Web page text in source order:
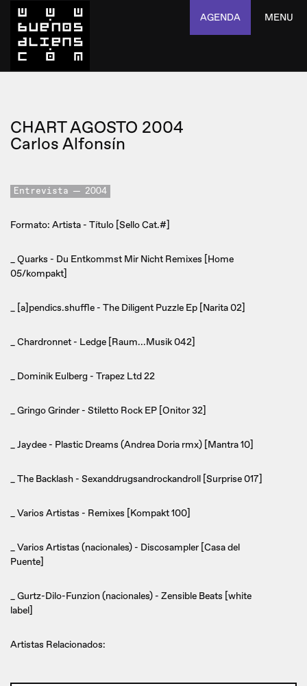
AGENDA MENU
CHART AGOSTO 2004
Carlos Alfonsín
Entrevista 2004
Formato: Artista - Título [Sello Cat.#]
_ Quarks - Du Entkommst Mir Nicht Remixes [Home
05/kompakt]
_ [a]pendics.shuffle - The Diligent Puzzle Ep [Narita 02]
_ Chardronnet - Ledge [Raum...Musik 042]
_ Dominik Eulberg - Trapez Ltd 22
_ Gringo Grinder - Stiletto Rock EP [Onitor 32]
_ Jaydee - Plastic Dreams (Andrea Doria rmx) [Mantra 10]
_ The Backlash - Sexanddrugsandrockandroll [Surprise 017]
_ Varios Artistas - Remixes [Kompakt 100]
_ Varios Artistas (nacionales) - Discosampler [Casa del
Puente]
_ Gurtz-Dilo-Funzion (nacionales) - Zensible Beats [white
label]
Artistas Relacionados: